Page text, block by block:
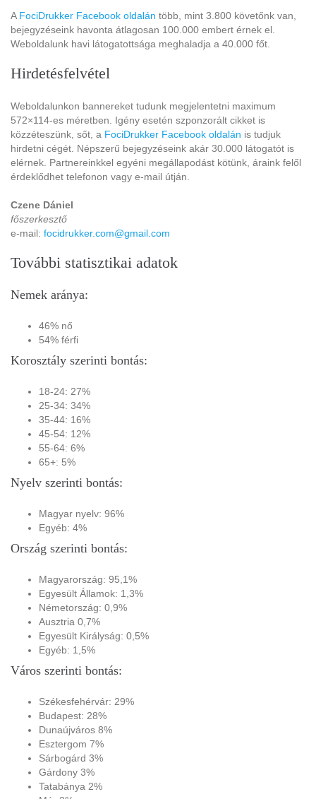
A FociDrukker Facebook oldalán több, mint 3.800 követőnk van,
bejegyzéseink havonta átlagosan 100.000 embert érnek el.
Weboldalunk havi látogatottsága meghaladja a 40.000 főt.
Hirdetésfelvétel
Weboldalunkon bannereket tudunk megjelentetni maximum
572×114-es méretben. Igény esetén szponzorált cikket is
közzéteszünk, sőt, a FociDrukker Facebook oldalán is tudjuk
hirdetni cégét. Népszerű bejegyzéseink akár 30.000 látogatót is
elérnek. Partnereinkkel egyéni megállapodást kötünk, áraink felől
érdeklődhet telefonon vagy e-mail útján.
Czene Dániel
főszerkesztő
e-mail: focidrukker.com@gmail.com
További statisztikai adatok
Nemek aránya:
46% nő
54% férfi
Korosztály szerinti bontás:
18-24: 27%
25-34: 34%
35-44: 16%
45-54: 12%
55-64: 6%
65+: 5%
Nyelv szerinti bontás:
Magyar nyelv: 96%
Egyéb: 4%
Ország szerinti bontás:
Magyarország: 95,1%
Egyesült Államok: 1,3%
Németország: 0,9%
Ausztria 0,7%
Egyesült Királyság: 0,5%
Egyéb: 1,5%
Város szerinti bontás:
Székesfehérvár: 29%
Budapest: 28%
Dunaújváros 8%
Esztergom 7%
Sárbogárd 3%
Gárdony 3%
Tatabánya 2%